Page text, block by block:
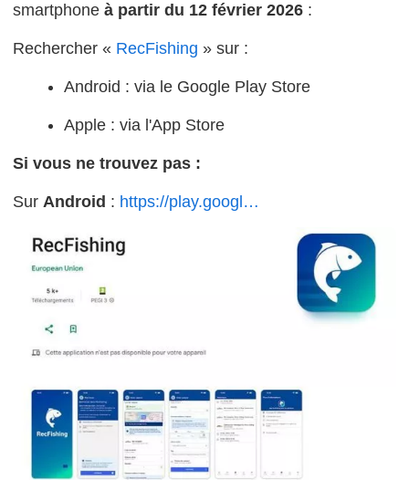
smartphone à partir du 12 février 2026 :
Rechercher « RecFishing » sur :
Android : via le Google Play Store
Apple : via l'App Store
Si vous ne trouvez pas :
Sur Android : https://play.googl…